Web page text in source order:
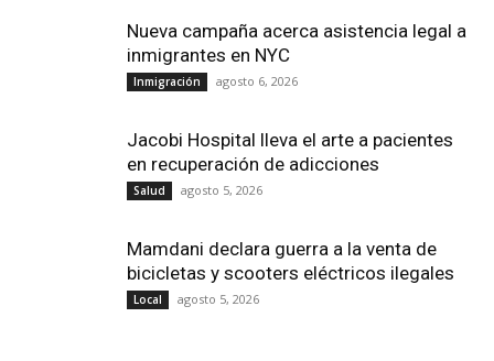
Nueva campaña acerca asistencia legal a
inmigrantes en NYC
Inmigración agosto 6, 2026
Jacobi Hospital lleva el arte a pacientes
en recuperación de adicciones
Salud agosto 5, 2026
Mamdani declara guerra a la venta de
bicicletas y scooters eléctricos ilegales
Local agosto 5, 2026